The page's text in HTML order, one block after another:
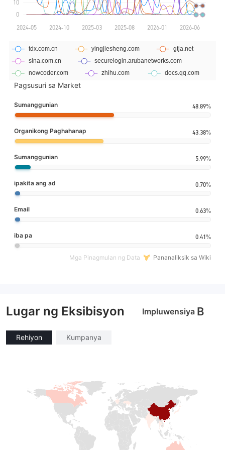
Pagsusuri sa Market
Sumanggunian 48.89%
Organikong Paghahanap 43.38%
Sumanggunian 5.99%
ipakita ang ad 0.70%
Email 0.63%
iba pa 0.41%
Mga Pinagmulan ng Data Pananaliksik sa Wiki
Lugar ng Eksibisyon Impluwensiya B
Rehiyon Kumpanya